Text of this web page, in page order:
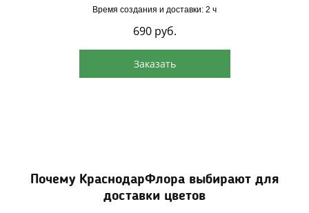
Время создания и доставки: 2 ч
690 руб.
Заказать
Почему КраснодарФлора выбирают для
доставки цветов